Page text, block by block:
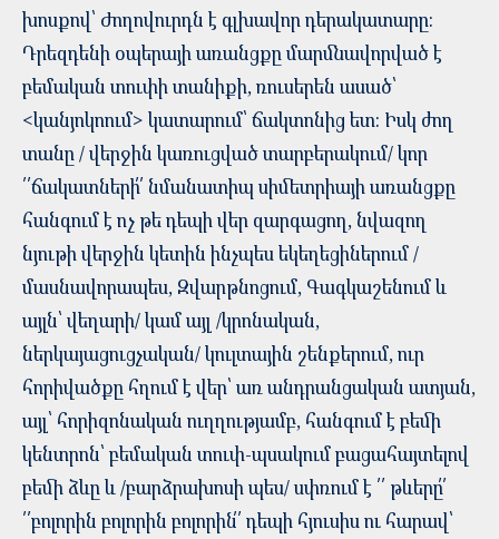
խոսքով՝ Ժողովուրդն է գլխավոր դերակատարը:
Դրեզդենի օպերայի առանցքը մարմնավորված է
բեմական տուփի տանիքի, ռուսերեն ասած՝
<կանյոկոում> կատարում՝ ճակտոնից ետ: Իսկ ժող
տանը / վերջին կառուցված տարբերակում/ կոր
՛՛ճակատների՛՛ նմանատիպ սիմետրիայի առանցքը
հանգում է ոչ թե դեպի վեր զարգացող, նվազող
նյութի վերջին կետին ինչպես եկեղեցիներում /
մասնավորապես, Զվարթնոցում, Գագկաշենում և
այլն՝ վեղարի/ կամ այլ /կրոնական,
ներկայացուցչական/ կուլտային շենքերում, ուր
հորիվածքը հղում է վեր՝ առ անդրանցական ատյան,
այլ՝ հորիզոնական ուղղությամբ, հանգում է բեմի
կենտրոն՝ բեմական տուփ-պսակում բացահայտելով
բեմի ձևը և /բարձրախոսի պես/ սփռում է ՛՛ թևերը՛՛
՛՛բոլորին բոլորին բոլորին՛՛ դեպի հյուսիս ու հարավ՝